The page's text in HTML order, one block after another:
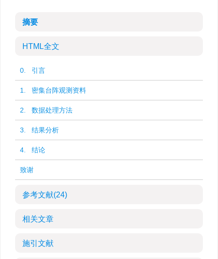
摘要
HTML全文
0. 引言
1. 密集台阵观测资料
2. 数据处理方法
3. 结果分析
4. 结论
致谢
参考文献(24)
相关文章
施引文献